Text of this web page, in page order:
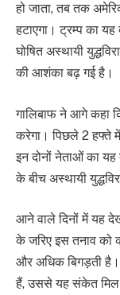
हो जाता, तब तक
हटाएगा। ट्रम्प का
घोषित अस्थायी
की आशंका बढ़ गई है।
गालिबाफ ने आगे कहा
करेगा। पिछले 2 हफ्ते
इन दोनों नेताओं का
के बीच अस्थायी
आने वाले दिनों में यह
के जरिए इस तनाव को
और अधिक बिगड़ती
हैं, उससे यह संकेत मिल